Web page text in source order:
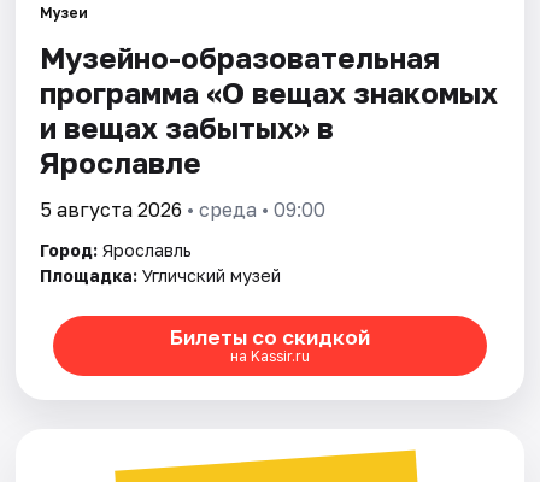
Музеи
Музейно-образовательная
программа «О вещах знакомых
и вещах забытых» в
Ярославле
5 августа 2026 • среда • 09:00
Город: Ярославль
Площадка: Угличский музей
Билеты со скидкой
на Kassir.ru